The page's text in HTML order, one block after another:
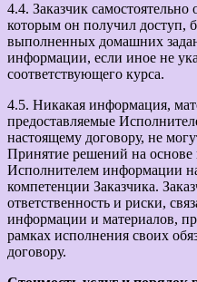
4.4. Заказчик
которым он получил доступ,
выполненных домашних
информации, если иное не
соответствующего курса.
4.5. Никакая информация,
предоставляемые
настоящему договору, не
Принятие решений на основе
Исполнителем информации
компетенции Заказчика.
ответственность и риски,
информации и материалов,
рамках исполнения своих
договору.